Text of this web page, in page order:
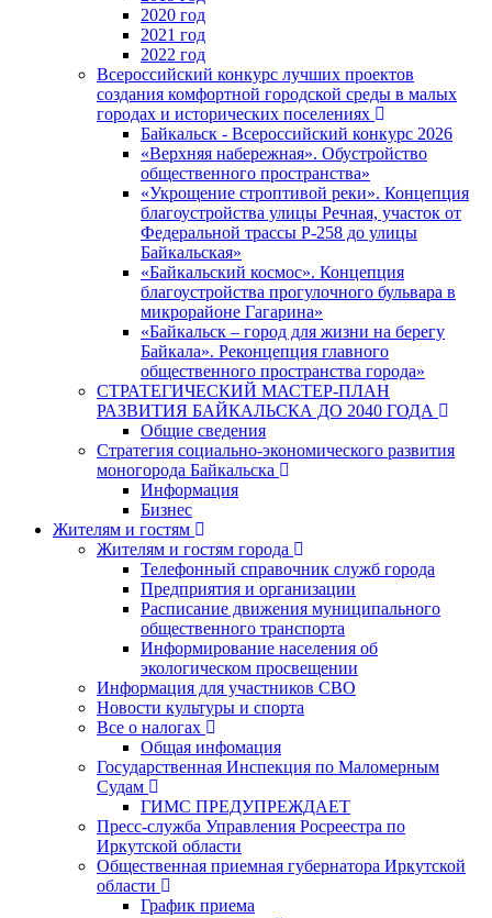
2020 год
2021 год
2022 год
Всероссийский конкурс лучших проектов
создания комфортной городской среды в малых
городах и исторических поселениях
Байкальск - Всероссийский конкурс 2026
«Верхняя набережная». Обустройство
общественного пространства»
«Укрощение строптивой реки». Концепция
благоустройства улицы Речная, участок от
Федеральной трассы Р-258 до улицы
Байкальская»
«Байкальский космос». Концепция
благоустройства прогулочного бульвара в
микрорайоне Гагарина»
«Байкальск – город для жизни на берегу
Байкала». Реконцепция главного
общественного пространства города»
СТРАТЕГИЧЕСКИЙ МАСТЕР-ПЛАН
РАЗВИТИЯ БАЙКАЛЬСКА ДО 2040 ГОДА
Общие сведения
Стратегия социально-экономического развития
моногорода Байкальска
Информация
Бизнес
Жителям и гостям
Жителям и гостям города
Телефонный справочник служб города
Предприятия и организации
Расписание движения муниципального
общественного транспорта
Информирование населения об
экологическом просвещении
Информация для участников СВО
Новости культуры и спорта
Все о налогах
Общая инфомация
Государственная Инспекция по Маломерным
Судам
ГИМС ПРЕДУПРЕЖДАЕТ
Пресс-служба Управления Росреестра по
Иркутской области
Общественная приемная губернатора Иркутской
области
График приема